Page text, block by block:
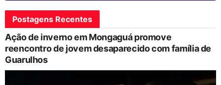
Postagens Recentes
Ação de inverno em Mongaguá promove
reencontro de jovem desaparecido com família de
Guarulhos